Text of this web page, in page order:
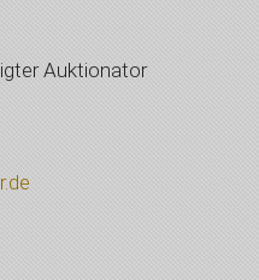
Auktionator